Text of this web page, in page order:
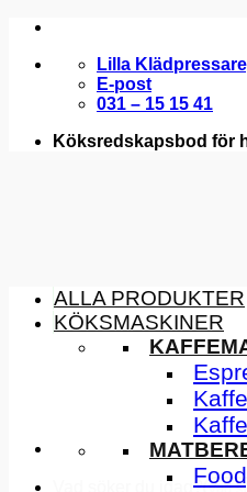
Skip
content
Lilla
E-post
031 – 15 15 41
Köksredskapsbod för
Vad söker du idag?
ALLA PRODUKTER
KÖKSMASKINER